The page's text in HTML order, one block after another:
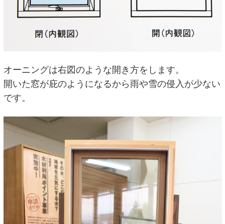
オーニングは右図のような開き方をします。
開いた窓が庇のようになるから雨や雪の侵入が少ない
です。